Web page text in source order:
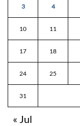
3 4
10 11
17 18
24 25
31
« Jul